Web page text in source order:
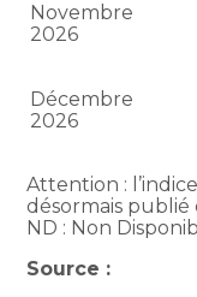
Novembre
2026
Décembre
2026
Attention :
désormais publié
ND : Non
Source :